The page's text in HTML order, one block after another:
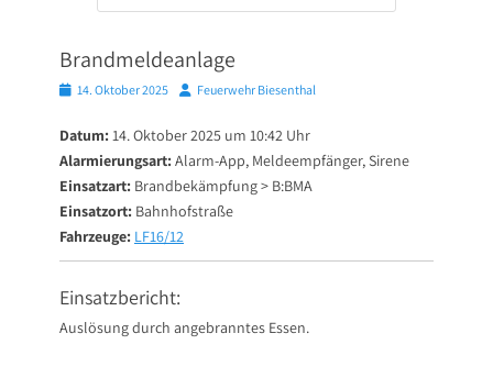
nach:
Brandmeldeanlage
Posted14. Oktober 2025 AutorFeuerwehr Biesenthal
Datum: 14. Oktober 2025 um 10:42 Uhr
Alarmierungsart: Alarm-App, Meldeempfänger, Sirene
Einsatzart: Brandbekämpfung > B:BMA
Einsatzort: Bahnhofstraße
Fahrzeuge: LF16/12
Einsatzbericht:
Auslösung durch angebranntes Essen.